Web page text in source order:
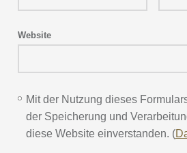
Website
Mit der Nutzung dieses
der Speicherung und
diese Website einverstanden. (